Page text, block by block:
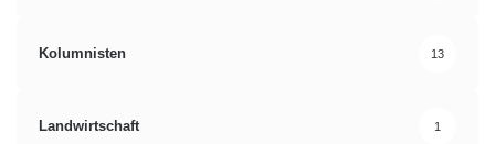
Kolumnisten 13
Landwirtschaft 1